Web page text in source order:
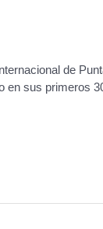
de
en sus primeros